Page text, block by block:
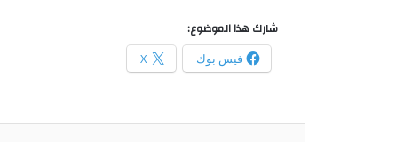
شارك هذا الموضوع:
فيس بوك X